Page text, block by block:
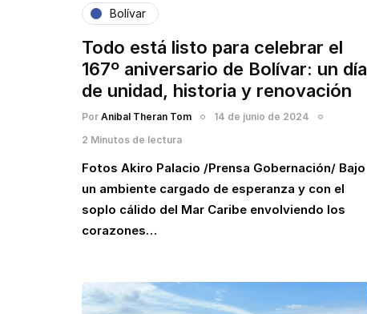
Bolívar
Todo está listo para celebrar el
167º aniversario de Bolívar: un día
de unidad, historia y renovación
Por Anibal Theran Tom
14 de junio de 2024
2 Minutos de lectura
Fotos Akiro Palacio /Prensa Gobernación/ Bajo
un ambiente cargado de esperanza y con el
soplo cálido del Mar Caribe envolviendo los
corazones…